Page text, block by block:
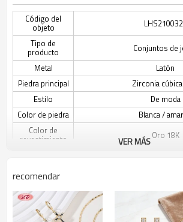
Código del
objeto
Tipo de
producto
Conjuntos de
Metal
Latón
Piedra principal
Zirconia
Estilo
De moda
Color de piedra
Blanca /
Color de
revestimiento
Oro 18K
Descripción del conjunto de joyas
moda
VER MÁS
recomendar